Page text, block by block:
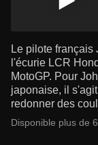
Le pilote
l'écurie LCR
MotoGP. Pour
japonaise, il
redonner des
Disponible plus de